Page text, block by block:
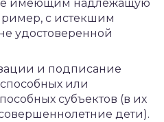
имеющим надлежащую
с истекшим
удостоверенной
и подписание
или
субъектов (в их
дети).